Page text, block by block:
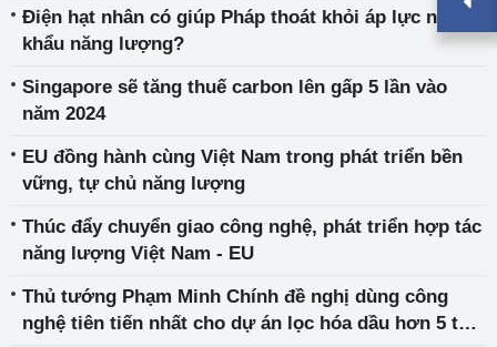
Điện hạt nhân có giúp Pháp thoát khỏi áp lực nhập
khẩu năng lượng?
Singapore sẽ tăng thuế carbon lên gấp 5 lần vào
năm 2024
EU đồng hành cùng Việt Nam trong phát triển bền
vững, tự chủ năng lượng
Thúc đẩy chuyển giao công nghệ, phát triển hợp tác
năng lượng Việt Nam - EU
Thủ tướng Phạm Minh Chính đề nghị dùng công
nghệ tiên tiến nhất cho dự án lọc hóa dầu hơn 5 tỷ